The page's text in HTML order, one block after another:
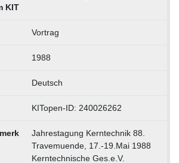
KIT
Vortrag
1988
Deutsch
KITopen-ID: 240026262
Jahrestagung Kerntechnik 88.
Travemuende, 17.-19.Mai 1988
Kerntechnische Ges.e.V.